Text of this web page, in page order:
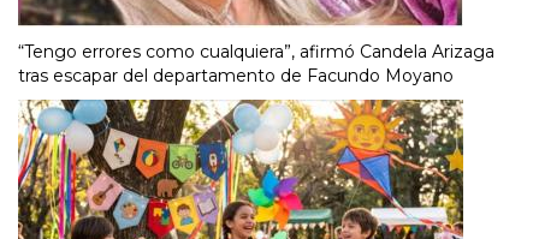
“Tengo errores como cualquiera”, afirmó Candela Arizaga
tras escapar del departamento de Facundo Moyano